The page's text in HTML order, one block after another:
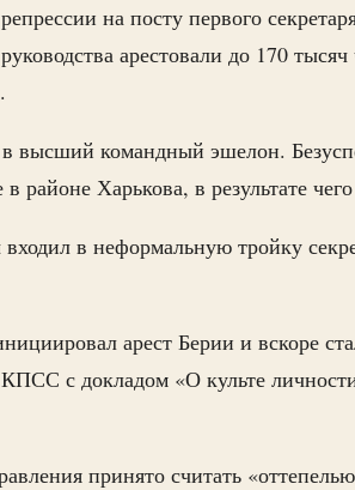
на посту первого
арестовали до 170
высший командный эшелон.
в районе Харькова, в результате
в неформальную тройку
арест Берии и вскоре
с докладом «О культе
принято считать